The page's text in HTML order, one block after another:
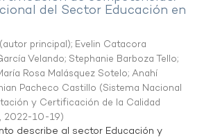
del Sector Educación en
principal); Evelin Catacora
Velando; Stephanie Barboza Tello;
Rosa Malásquez Sotelo; Anahí
Pacheco Castillo (Sistema Nacional
y Certificación de la Calidad
, 2022-10-19)
describe al sector Educación y